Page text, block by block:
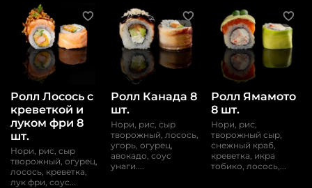
Ролл Лосось с
креветкой и
луком фри 8
шт.
Нори, рис, сыр
творожный, огурец,
лосось, креветка,
лук фри, соус...
Ролл Канада 8
шт.
Нори, рис, сыр
творожный, лосось,
угорь, огурец,
авокадо, соус
унаги....
Ролл Ямамото
8 шт.
Нори, рис,
творожный сыр,
снежный краб,
креветка, икра
тобико, лосось,...